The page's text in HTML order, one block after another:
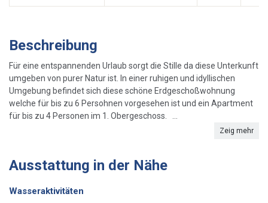
Beschreibung
Für eine entspannenden Urlaub sorgt die Stille da diese Unterkunft
umgeben von purer Natur ist. In einer ruhigen und idyllischen
Umgebung befindet sich diese schöne Erdgeschoßwohnung
welche für bis zu 6 Persohnen vorgesehen ist und ein Apartment
für bis zu 4 Personen im 1. Obergeschoss. ...
Zeig mehr
Ausstattung in der Nähe
Wasseraktivitäten